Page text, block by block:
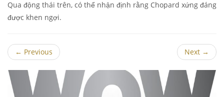
Qua động thái trên, có thể nhận định rằng Chopard xứng đáng
được khen ngợi.
← Previous Next →